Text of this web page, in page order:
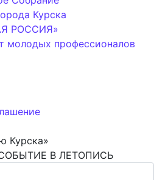
Курска
РОССИЯ»
молодых профессионалов
Курска»
В ЛЕТОПИСЬ